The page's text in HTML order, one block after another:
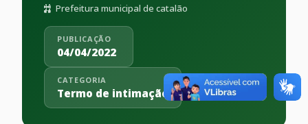
Prefeitura municipal de catalão
PUBLICAÇÃO
04/04/2022
CATEGORIA
Termo de intimação